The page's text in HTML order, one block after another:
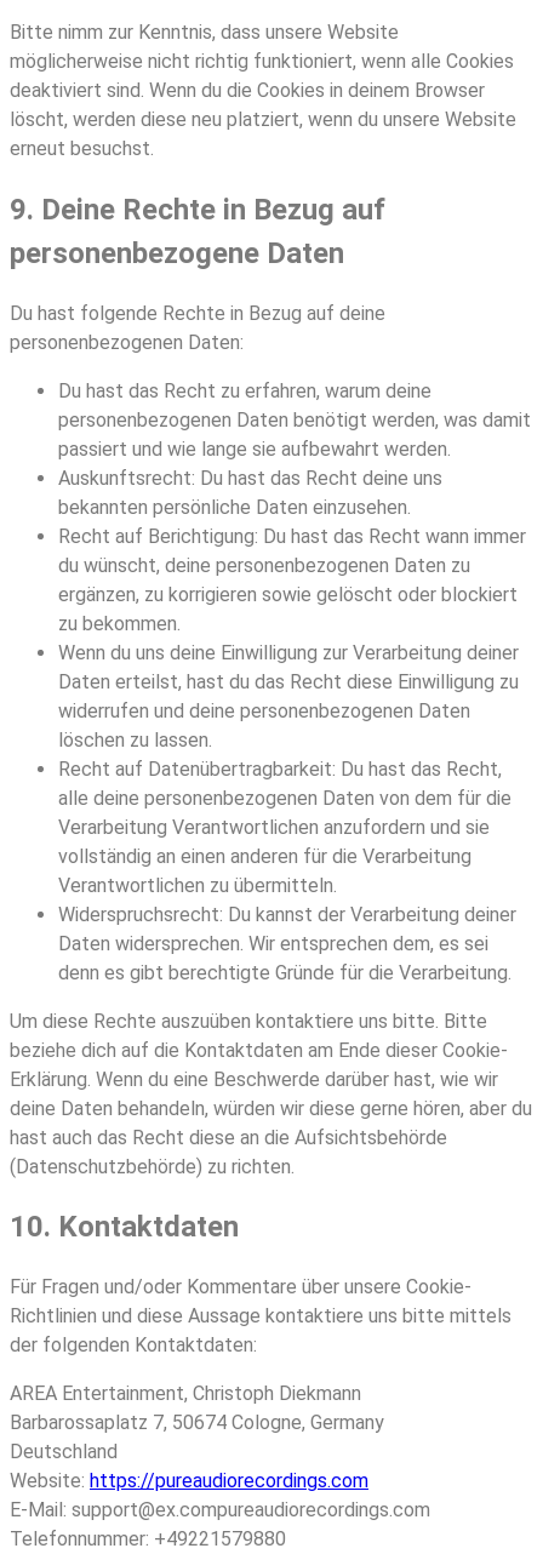
Bitte nimm zur Kenntnis, dass unsere Website
möglicherweise nicht richtig funktioniert, wenn alle Cookies
deaktiviert sind. Wenn du die Cookies in deinem Browser
löscht, werden diese neu platziert, wenn du unsere Website
erneut besuchst.
9. Deine Rechte in Bezug auf
personenbezogene Daten
Du hast folgende Rechte in Bezug auf deine
personenbezogenen Daten:
Du hast das Recht zu erfahren, warum deine
personenbezogenen Daten benötigt werden, was damit
passiert und wie lange sie aufbewahrt werden.
Auskunftsrecht: Du hast das Recht deine uns
bekannten persönliche Daten einzusehen.
Recht auf Berichtigung: Du hast das Recht wann immer
du wünscht, deine personenbezogenen Daten zu
ergänzen, zu korrigieren sowie gelöscht oder blockiert
zu bekommen.
Wenn du uns deine Einwilligung zur Verarbeitung deiner
Daten erteilst, hast du das Recht diese Einwilligung zu
widerrufen und deine personenbezogenen Daten
löschen zu lassen.
Recht auf Datenübertragbarkeit: Du hast das Recht,
alle deine personenbezogenen Daten von dem für die
Verarbeitung Verantwortlichen anzufordern und sie
vollständig an einen anderen für die Verarbeitung
Verantwortlichen zu übermitteln.
Widerspruchsrecht: Du kannst der Verarbeitung deiner
Daten widersprechen. Wir entsprechen dem, es sei
denn es gibt berechtigte Gründe für die Verarbeitung.
Um diese Rechte auszuüben kontaktiere uns bitte. Bitte
beziehe dich auf die Kontaktdaten am Ende dieser Cookie-
Erklärung. Wenn du eine Beschwerde darüber hast, wie wir
deine Daten behandeln, würden wir diese gerne hören, aber du
hast auch das Recht diese an die Aufsichtsbehörde
(Datenschutzbehörde) zu richten.
10. Kontaktdaten
Für Fragen und/oder Kommentare über unsere Cookie-
Richtlinien und diese Aussage kontaktiere uns bitte mittels
der folgenden Kontaktdaten:
AREA Entertainment, Christoph Diekmann
Barbarossaplatz 7, 50674 Cologne, Germany
Deutschland
Website: https://pureaudiorecordings.com
E-Mail: support@ex.compureaudiorecordings.com
Telefonnummer: +49221579880